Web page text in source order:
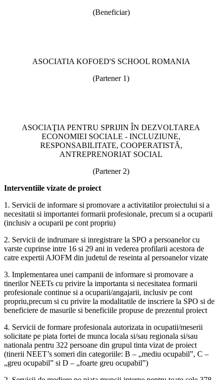
(Beneficiar)
ASOCIATIA KOFOED'S SCHOOL ROMANIA
(Partener 1)
ASOCIAŢIA PENTRU SPRIJIN ÎN DEZVOLTAREA
ECONOMIEI SOCIALE - INCLUZIUNE,
RESPONSABILITATE, COOPERATISTĂ,
ANTREPRENORIAT SOCIAL
(Partener 2)
Interventiile vizate de proiect
1. Servicii de informare si promovare a activitatilor proiectului si a
necesitatii si importantei formarii profesionale, precum si a ocuparii
(inclusiv a ocuparii pe cont propriu)
2. Servicii de indrumare si inregistrare la SPO a persoanelor cu
varste cuprinse intre 16 si 29 ani in vederea profilarii acestora de
catre expertii AJOFM din judetul de reseinta al persoanelor vizate
3. Implementarea unei campanii de informare si promovare a
tinerilor NEETs cu privire la importanta si necesitatea formarii
profesionale continue si a ocuparii/angajarii, inclusiv pe cont
propriu,precum si cu privire la modalitatile de inscriere la SPO si de
beneficiere de masurile si beneficiile propuse de prezentul proiect
4. Servicii de formare profesionala autorizata in ocupatii/meserii
solicitate pe piata fortei de munca locala si/sau regionala si/sau
nationala pentru 322 persoane din grupul tinta vizat de proiect
(tinerii NEET’s someri din categoriile: B – „mediu ocupabil”, C –
„greu ocupabil” si D – „foarte greu ocupabil”)